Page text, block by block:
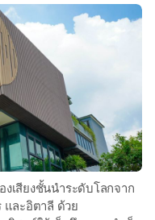
เสียงชั้นนำระดับโลกจาก
และอิตาลี ด้วย